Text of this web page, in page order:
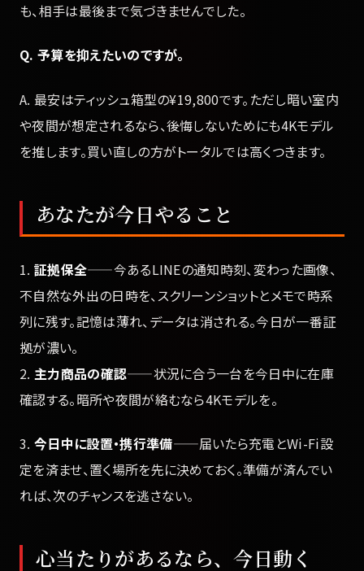
も、相手は最後まで気づきませんでした。
Q. 予算を抑えたいのですが。
A. 最安はティッシュ箱型の¥19,800です。ただし暗い室内
や夜間が想定されるなら、後悔しないためにも4Kモデル
を推します。買い直しの方がトータルでは高くつきます。
あなたが今日やること
1. 証拠保全——今あるLINEの通知時刻、変わった画像、
不自然な外出の日時を、スクリーンショットとメモで時系
列に残す。記憶は薄れ、データは消される。今日が一番証
拠が濃い。
2. 主力商品の確認——状況に合う一台を今日中に在庫
確認する。暗所や夜間が絡むなら4Kモデルを。
3. 今日中に設置・携行準備——届いたら充電とWi-Fi設
定を済ませ、置く場所を先に決めておく。準備が済んでい
れば、次のチャンスを逃さない。
心当たりがあるなら、今日動く